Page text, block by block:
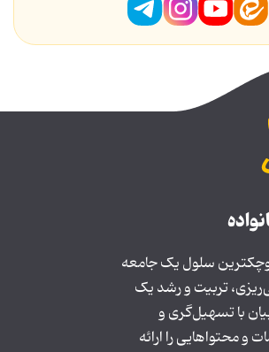
سلول یک جامعه
تربیت و رشد یک
با تسهیل‌گری و
و محتواهایی را ارائه